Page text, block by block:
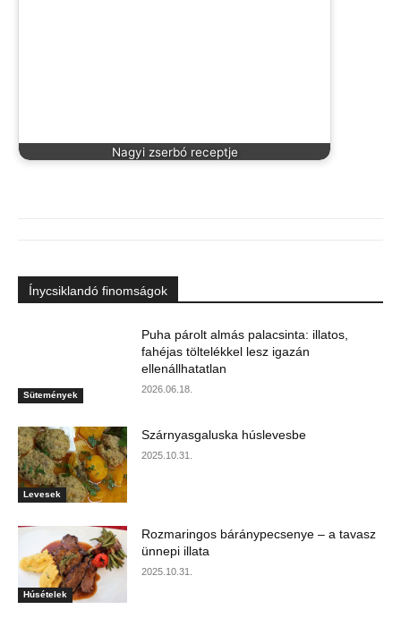
Nagyi zserbó receptje
Ínycsiklandó finomságok
Sütemények
Puha párolt almás palacsinta: illatos,
fahéjas töltelékkel lesz igazán
ellenállhatatlan
2026.06.18.
Levesek
Szárnyasgaluska húslevesbe
2025.10.31.
Húsételek
Rozmaringos báránypecsenye – a tavasz
ünnepi illata
2025.10.31.